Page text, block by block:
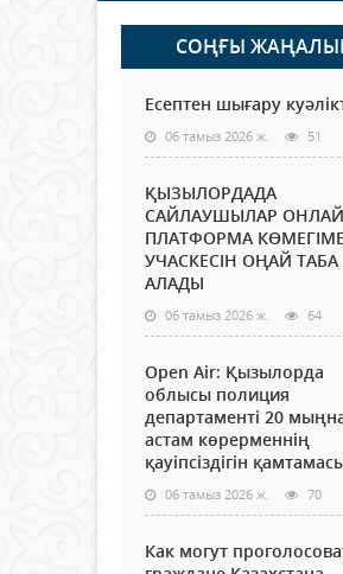
СОҢҒЫ
Есептен шығару
06 тамыз 2026 ж. 51
ҚЫЗЫЛОРДАДА
САЙЛАУШЫЛАР
ПЛАТФОРМА
УЧАСКЕСІН ОҢАЙ ТАБА
АЛАДЫ
06 тамыз 2026 ж. 64
Open Air: Қызылорда
облысы полиция
департаменті 20
астам көрерменнің
қауіпсіздігін
06 тамыз 2026 ж. 70
Как могут